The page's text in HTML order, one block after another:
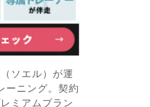
ソエル）が運
ーニング。契約
ミアムプラン